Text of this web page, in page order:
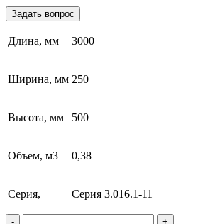
Задать вопрос
Длина, мм 3000
Ширина, мм 250
Высота, мм 500
Объем, м3 0,38
Серия, Серия 3.016.1-11
-
+